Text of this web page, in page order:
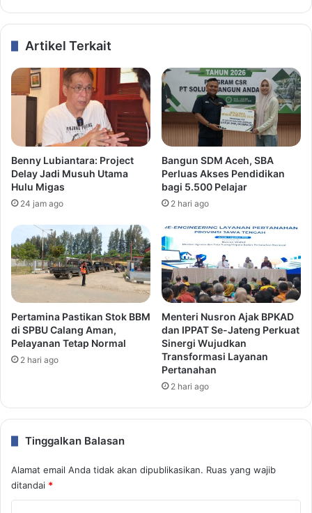
Artikel Terkait
Benny Lubiantara: Project
Delay Jadi Musuh Utama
Hulu Migas
24 jam ago
Bangun SDM Aceh, SBA
Perluas Akses Pendidikan
bagi 5.500 Pelajar
2 hari ago
Pertamina Pastikan Stok BBM
di SPBU Calang Aman,
Pelayanan Tetap Normal
2 hari ago
Menteri Nusron Ajak BPKAD
dan IPPAT Se-Jateng Perkuat
Sinergi Wujudkan
Transformasi Layanan
Pertanahan
2 hari ago
Tinggalkan Balasan
Alamat email Anda tidak akan dipublikasikan. Ruas yang wajib
ditandai *